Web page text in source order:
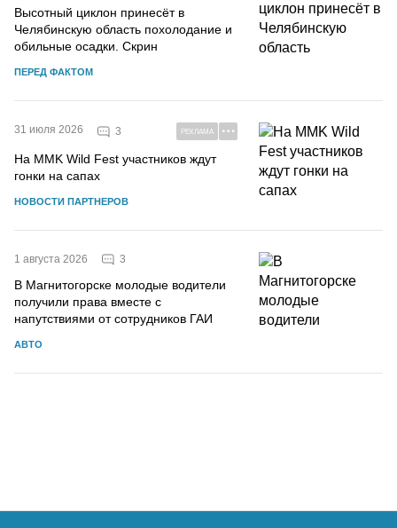
Высотный циклон принесёт в
Челябинскую область похолодание и
обильные осадки. Скрин
ПЕРЕД ФАКТОМ
31 июля 2026 3 РЕКЛАМА
На MMK Wild Fest участников ждут
гонки на сапах
НОВОСТИ ПАРТНЕРОВ
1 августа 2026 3
В Магнитогорске молодые водители
получили права вместе с
напутствиями от сотрудников ГАИ
АВТО